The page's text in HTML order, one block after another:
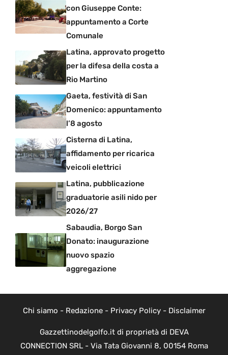
con Giuseppe Conte:
appuntamento a Corte
Comunale
Latina, approvato progetto
per la difesa della costa a
Rio Martino
Gaeta, festività di San
Domenico: appuntamento
l’8 agosto
Cisterna di Latina,
affidamento per ricarica
veicoli elettrici
Latina, pubblicazione
graduatorie asili nido per
2026/27
Sabaudia, Borgo San
Donato: inaugurazione
nuovo spazio
aggregazione
Chi siamo - Redazione- Privacy Policy- Disclaimer
Gazzettinodelgolfo.it di proprietà di DEVA
CONNECTION SRL - Via Tata Giovanni 8, 00154 Roma